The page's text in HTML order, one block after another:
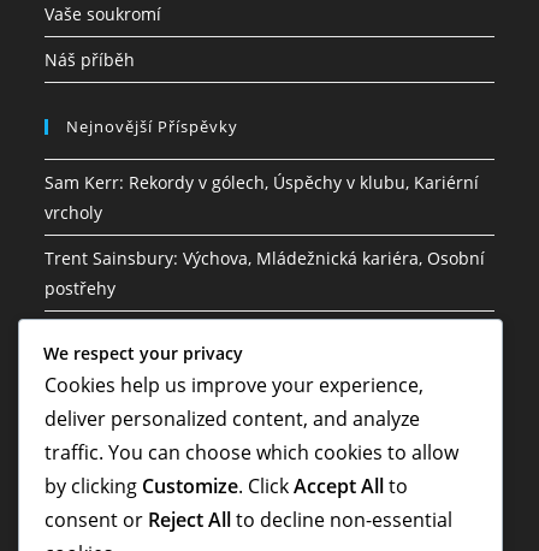
Vaše soukromí
Náš příběh
Nejnovější Příspěvky
Sam Kerr: Rekordy v gólech, Úspěchy v klubu, Kariérní
vrcholy
Trent Sainsbury: Výchova, Mládežnická kariéra, Osobní
postřehy
zkušenosti
Lucas Neill: Vedení v národním týmu, historie
mistrovství světa, příspěvky
Riley McGree: Rodinné zázemí, Raný život, Osobní
příběh
We respect your privacy
Cookies help us improve your experience,
deliver personalized content, and analyze
traffic. You can choose which cookies to allow
by clicking Customize. ClickAccept Allto
consent or Reject Allto decline non-essential